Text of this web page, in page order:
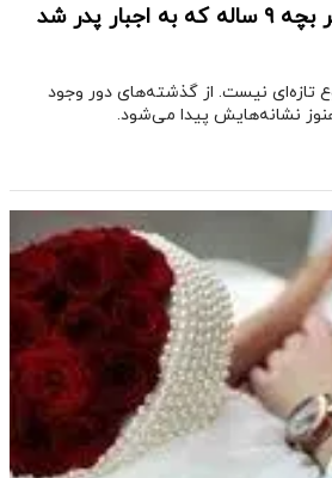
تصویر غم انگیز از پسر بچه ۹ ساله که به اجبار پدر شد
تازه‌ای نیست. از گذشته‌های دور وجود
نشانه‌هایش پیدا می‌شود.